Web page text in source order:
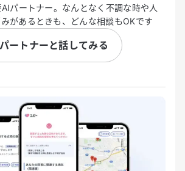
パートナー。なんとなく不調な時や人
があるときも、どんな相談もOKです
ートナーと話してみる